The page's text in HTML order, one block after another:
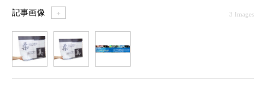
記事画像 ＋ 3 Images